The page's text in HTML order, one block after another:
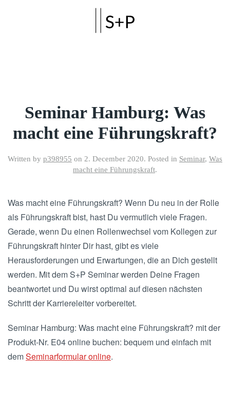
Seminar Hamburg: Was
macht eine Führungskraft?
Written by p398955 on 2. December 2020. Posted in Seminar, Was
macht eine Führungskraft.
Was macht eine Führungskraft? Wenn Du neu in der Rolle
als Führungskraft bist, hast Du vermutlich viele Fragen.
Gerade, wenn Du einen Rollenwechsel vom Kollegen zur
Führungskraft hinter Dir hast, gibt es viele
Herausforderungen und Erwartungen, die an Dich gestellt
werden. Mit dem S+P Seminar werden Deine Fragen
beantwortet und Du wirst optimal auf diesen nächsten
Schritt der Karriereleiter vorbereitet.
Seminar Hamburg: Was macht eine Führungskraft? mit der
Produkt-Nr. E04 online buchen: bequem und einfach mit
demSeminarformular online.